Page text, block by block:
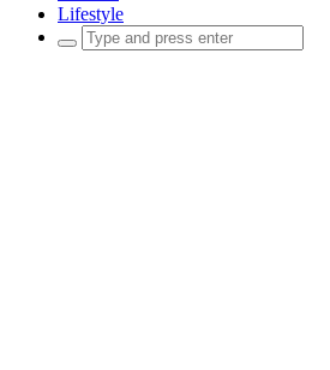
Lifestyle